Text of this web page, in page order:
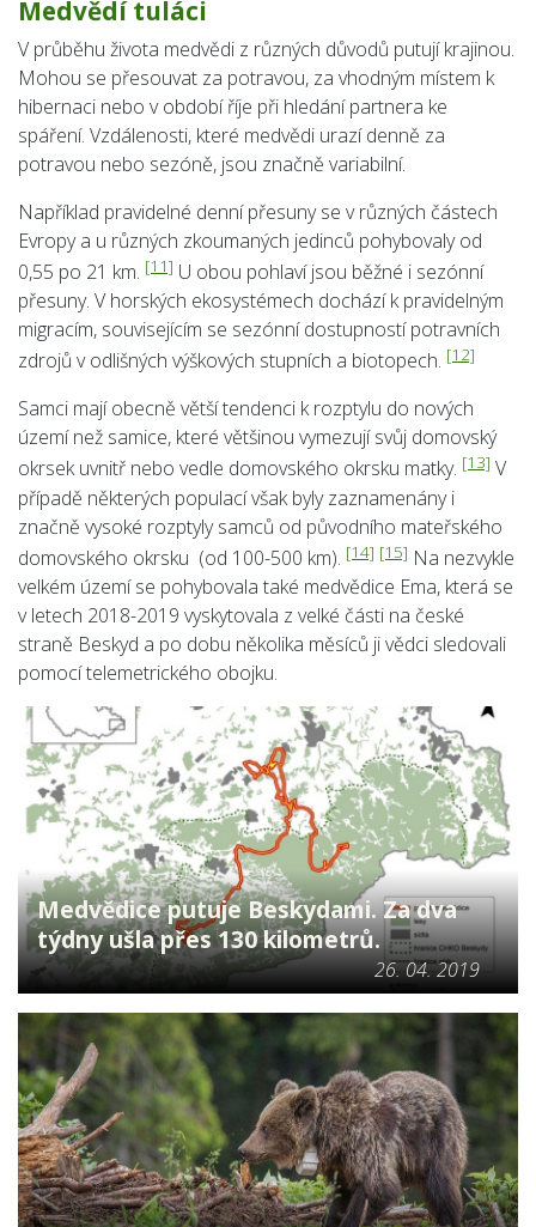
Medvědí tuláci
V průběhu života medvědi z různých důvodů putují krajinou.
Mohou se přesouvat za potravou, za vhodným místem k
hibernaci nebo v období říje při hledání partnera ke
spáření. Vzdálenosti, které medvědi urazí denně za
potravou nebo sezóně, jsou značně variabilní.
Například pravidelné denní přesuny se v různých částech
Evropy a u různých zkoumaných jedinců pohybovaly od
0,55 po 21 km. [11] U obou pohlaví jsou běžné i sezónní
přesuny. V horských ekosystémech dochází k pravidelným
migracím, souvisejícím se sezónní dostupností potravních
zdrojů v odlišných výškových stupních a biotopech. [12]
Samci mají obecně větší tendenci k rozptylu do nových
území než samice, které většinou vymezují svůj domovský
okrsek uvnitř nebo vedle domovského okrsku matky. [13] V
případě některých populací však byly zaznamenány i
značně vysoké rozptyly samců od původního mateřského
domovského okrsku (od 100-500 km). [14] [15] Na nezvykle
velkém území se pohybovala také medvědice Ema, která se
v letech 2018-2019 vyskytovala z velké části na české
straně Beskyd a po dobu několika měsíců ji vědci sledovali
pomocí telemetrického obojku.
Medvědice putuje Beskydami. Za dva
týdny ušla přes 130 kilometrů.
26. 04. 2019